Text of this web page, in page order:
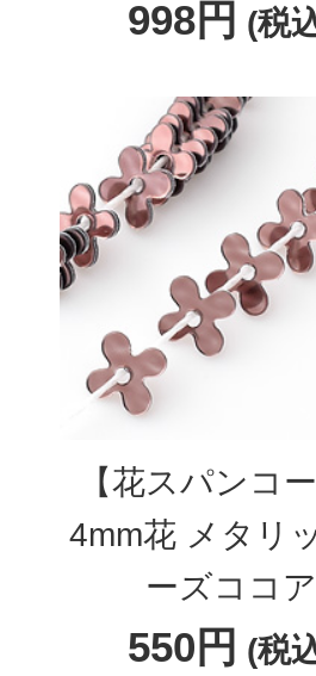
998円 (税
【花スパンコー
4mm花 メタリ
ーズココア
550円 (税